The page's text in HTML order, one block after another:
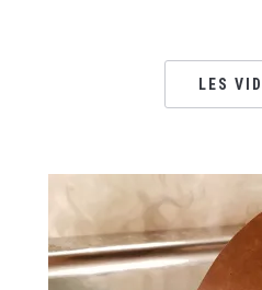
LES